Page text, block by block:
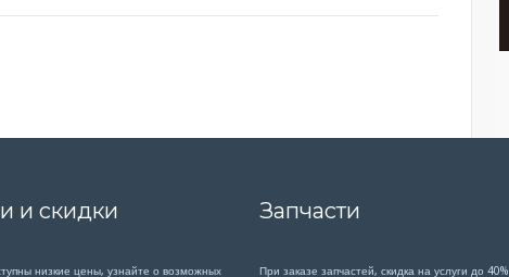
и скидки
низкие цены, узнайте о возможных
Запчасти
При заказе запчастей, скидка на услуги до 40%